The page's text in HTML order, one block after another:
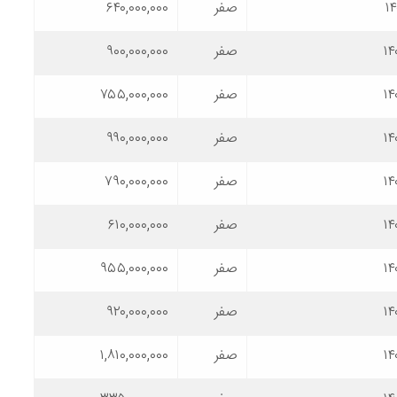
صفر
۶۴۰,۰۰۰,۰۰۰
صفر
۹۰۰,۰۰۰,۰۰۰
صفر
۷۵۵,۰۰۰,۰۰۰
صفر
۹۹۰,۰۰۰,۰۰۰
صفر
۷۹۰,۰۰۰,۰۰۰
صفر
۶۱۰,۰۰۰,۰۰۰
صفر
۹۵۵,۰۰۰,۰۰۰
صفر
۹۲۰,۰۰۰,۰۰۰
صفر
۱,۸۱۰,۰۰۰,۰۰۰